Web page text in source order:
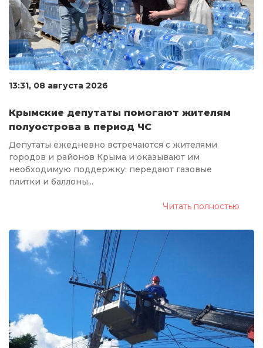
13:31, 08 августа 2026
Крымские депутаты помогают жителям
полуострова в период ЧС
Депутаты ежедневно встречаются с жителями
городов и районов Крыма и оказывают им
необходимую поддержку: передают газовые
плитки и баллоны...
Читать полностью